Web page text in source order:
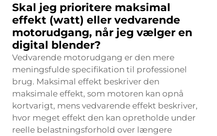
Skal jeg prioritere maksimal
effekt (watt) eller vedvarende
motorudgang, når jeg vælger en
digital blender?
Vedvarende motorudgang er den mere
meningsfulde specifikation til professionel
brug. Maksimal effekt beskriver den
maksimale effekt, som motoren kan opnå
kortvarigt, mens vedvarende effekt beskriver,
hvor meget effekt den kan opretholde under
reelle belastningsforhold over længere